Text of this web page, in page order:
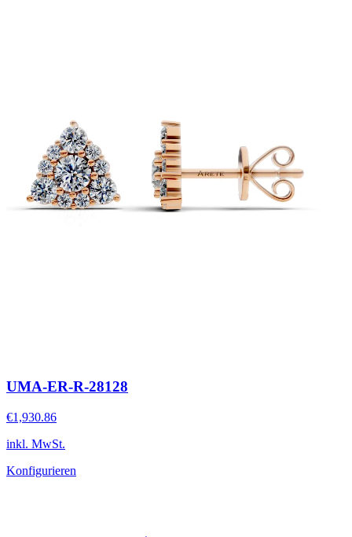
UMA-ER-R-28128
€1,930.86
inkl. MwSt.
Konfigurieren